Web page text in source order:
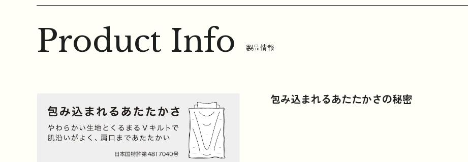
Product Info 製品情報
包み込まれるあたたかさの秘密